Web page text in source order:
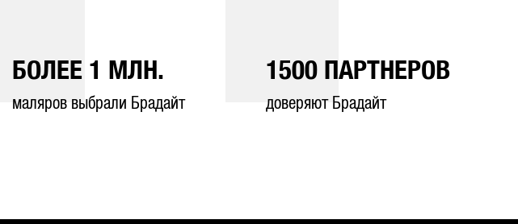
БОЛЕЕ 1 МЛН.
маляров выбрали Брадайт
1500 ПАРТНЕРОВ
доверяют Брадайт